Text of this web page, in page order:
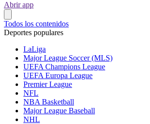
Abrir app
Todos los contenidos
Deportes populares
LaLiga
Major League Soccer (MLS)
UEFA Champions League
UEFA Europa League
Premier League
NFL
NBA Basketball
Major League Baseball
NHL